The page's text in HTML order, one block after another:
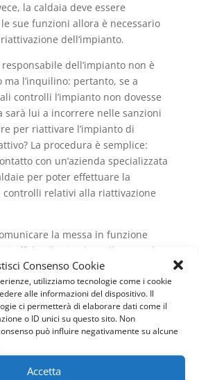
Consenso Cookie
utilizziamo tecnologie come i cookie
alle informazioni del dispositivo. Il
ci permetterà di elaborare dati come il
o ID unici su questo sito. Non
può influire negativamente su alcune
Accetta
la caldaia deve essere
sue funzioni allora è necessario
dell’impianto.
dell’impianto non è
l’inquilino: pertanto, se a
controlli l’impianto non dovesse
sarà lui a incorrere nelle sanzioni
per riattivare l’impianto di
La procedura è semplice:
con un’azienda specializzata
per poter effettuare la
controlli relativi alla riattivazione
la messa in funzione
si affida all’azienda Vaillant verrà
in questo tipo di situazioni
quotidiano dei
lavorano all’interno è continuo e
e le sue esigenze e gli
Caldaie Vaillant Colle Portuense
per i suoi clienti!